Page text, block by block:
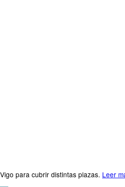
para cubrir distintas plazas. Leer